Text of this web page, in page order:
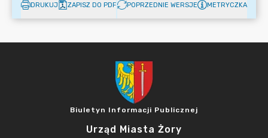
DRUKUJ ZAPISZ DO PDF POPRZEDNIE WERSJE METRYCZKA
Biuletyn Informacji Publicznej
Urząd Miasta Żory